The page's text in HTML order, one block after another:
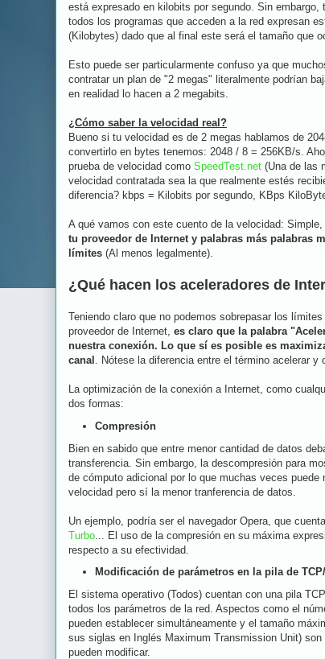
está expresado en kilobits por segundo. Sin
todos los programas que acceden a la red expresan
(Kilobytes) dado que al final este será el tamaño que
Esto puede ser particularmente confuso ya que
contratar un plan de "2 megas" literalmente podrían
en realidad lo hacen a 2 megabits.
¿Cómo saber la velocidad real?
Bueno si tu velocidad es de 2 megas hablamos de
convertirlo en bytes tenemos: 2048 / 8 = 256KB/s.
prueba de velocidad como SpeedTest.net (Una de las
velocidad contratada sea la que realmente estés
diferencia? kbps = Kilobits por segundo, KBps
A qué vamos con este cuento de la velocidad: Simple,
tu proveedor de Internet y palabras más palabras
límites (Al menos legalmente).
¿Qué hacen los aceleradores de
Teniendo claro que no podemos sobrepasar los
proveedor de Internet, es claro que la palabra
nuestra conexión. Lo que sí es posible es
canal . Nótese la diferencia entre el término acelerar y
La optimización de la conexión a Internet, como
dos formas:
Compresión
Bien en sabido que entre menor cantidad de datos
transferencia. Sin embargo, la descompresión para
de cómputo adicional por lo que muchas veces puede
velocidad pero sí la menor tranferencia de datos.
Un ejemplo, podría ser el navegador Opera, que
Turbo ... El uso de la compresión en su máxima
respecto a su efectividad.
Modificación de parámetros en la pila de
El sistema operativo (Todos) cuentan con una pila
todos los parámetros de la red. Aspectos como el
pueden establecer simultáneamente y el tamaño
sus siglas en Inglés Maximum Transmission Unit)
pueden modificar.